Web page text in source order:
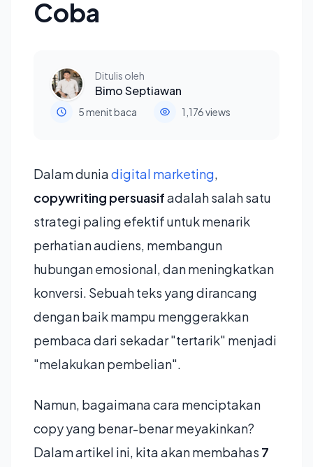
Coba
Ditulis oleh
Bimo Septiawan
5 menit baca 1,176 views
Dalam duniadigital marketing,
copywriting persuasifadalah salah satu
strategi paling efektif untuk menarik
perhatian audiens, membangun
hubungan emosional, dan meningkatkan
konversi. Sebuah teks yang dirancang
dengan baik mampu menggerakkan
pembaca dari sekadar "tertarik" menjadi
"melakukan pembelian".
Namun, bagaimana cara menciptakan
copy yang benar-benar meyakinkan?
Dalam artikel ini, kita akan membahas 7